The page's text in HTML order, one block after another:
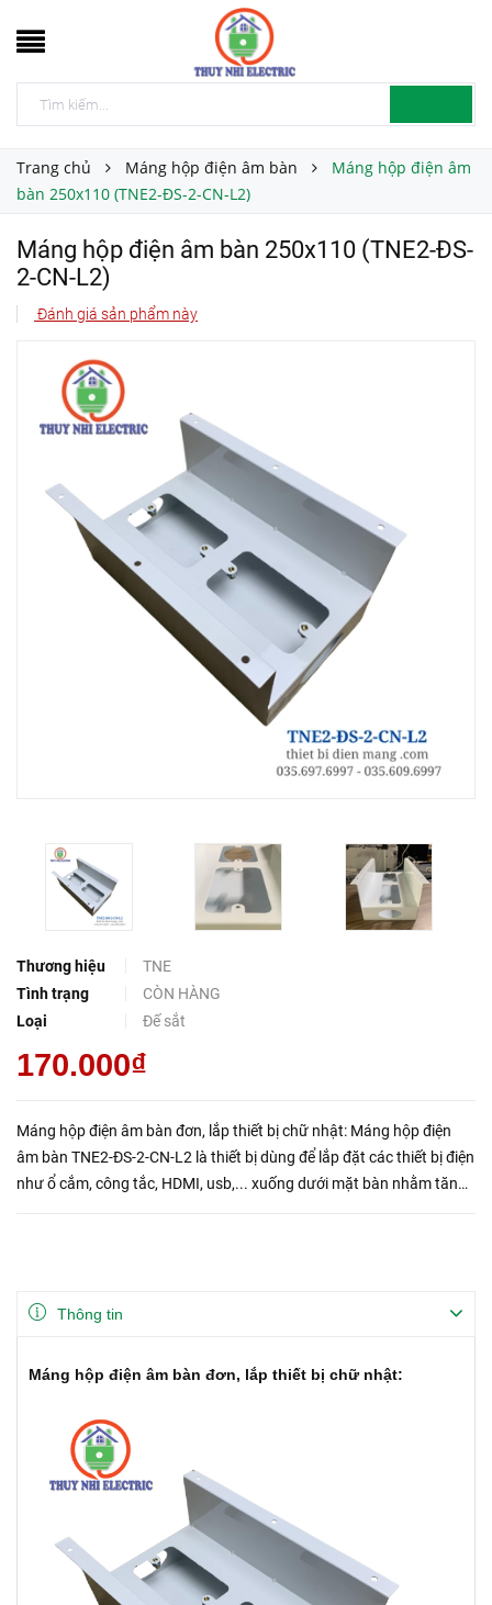
Trang chủ Máng hộp điện âm bàn
Máng hộp điện âm
bàn 250x110 (TNE2-ĐS-2-CN-L2)
Máng hộp điện âm bàn 250x110 (TNE2-ĐS-
2-CN-L2)
Đánh giá sản phẩm này
Thương hiệu
TNE
Tình trạng
CÒN HÀNG
Loại
Đế sắt
170.000₫
Máng hộp điện âm bàn đơn, lắp thiết bị chữ nhật: Máng hộp điện
âm bàn TNE2-ĐS-2-CN-L2 là thiết bị dùng để lắp đặt các thiết bị điện
như ổ cắm, công tắc, HDMI, usb,... xuống dưới mặt bàn nhằm tăng
Thông tin
Máng hộp điện âm bàn đơn, lắp thiết bị chữ nhật: